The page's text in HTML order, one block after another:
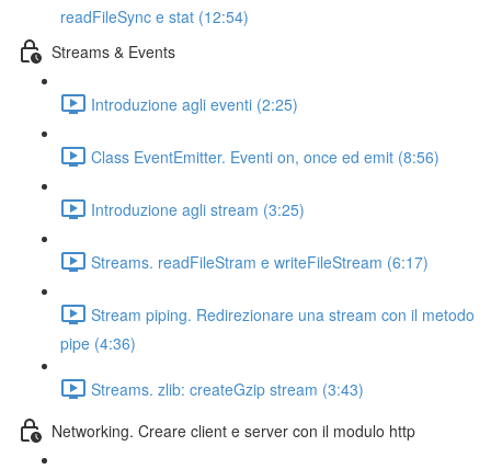
readFileSync e stat (12:54)
Streams & Events
Introduzione agli eventi (2:25)
Class EventEmitter. Eventi on, once ed emit (8:56)
Introduzione agli stream (3:25)
Streams. readFileStram e writeFileStream (6:17)
Stream piping. Redirezionare una stream con il metodo
pipe (4:36)
Streams. zlib: createGzip stream (3:43)
Networking. Creare client e server con il modulo http